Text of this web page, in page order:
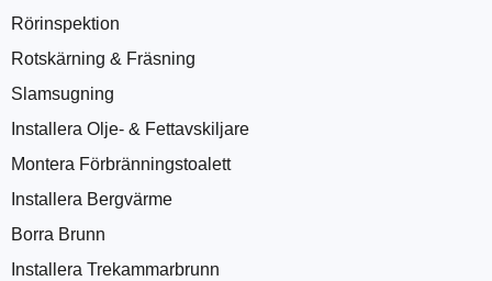
Rörinspektion
Rotskärning & Fräsning
Slamsugning
Installera Olje- & Fettavskiljare
Montera Förbränningstoalett
Installera Bergvärme
Borra Brunn
Installera Trekammarbrunn